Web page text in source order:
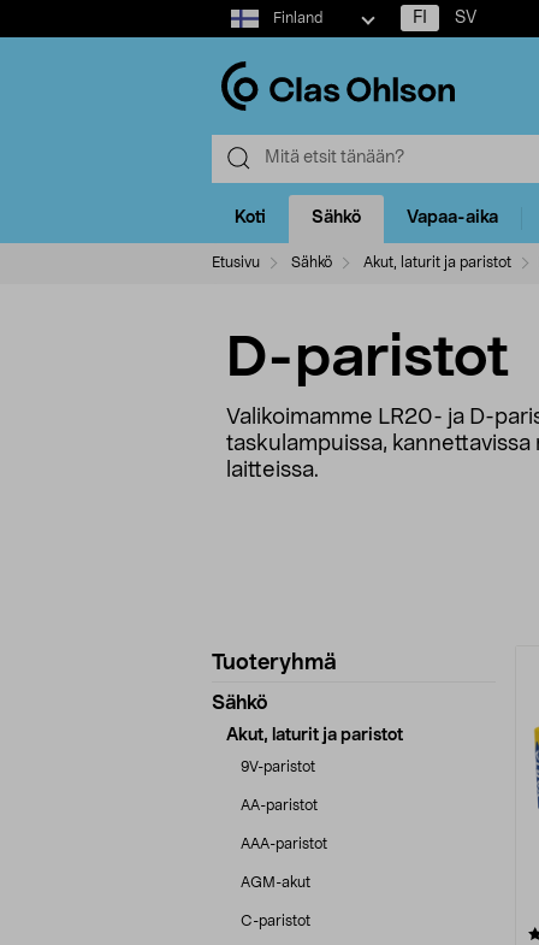
Select
market
Finland FI SV
Koti Sähkö Vapaa-aika
Etusivu Sähkö Akut, laturit ja paristot
D-paristot
Valikoimamme LR20- ja D-
taskulampuissa, kannettavissa
laitteissa.
Tarkenna
tuotetietoja
Tuoteryhmä
Sähkö
Akut, laturit ja paristot
9V-paristot
AA-paristot
AAA-paristot
AGM-akut
C-paristot